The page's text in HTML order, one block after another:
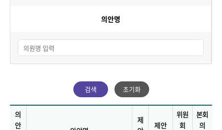
의안명
초기화
의
안
제
제안
위원
회
본회
의